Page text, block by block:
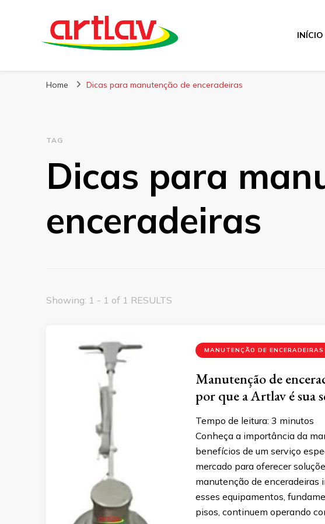
Blog
INÍCIO
Home Dicas para manutenção de enceradeiras
TAG
Dicas para
enceradeiras
Showing: 1 - 1 of 1 RESULTS
MANUTENÇÃO DE
Manutenção de
por que a Artlav é sua
Tempo de leitura: 3 minutos
Conheça a importância da
benefícios de um serviço
mercado para oferecer
manutenção de enceradeiras
esses equipamentos,
pisos, continuem operando